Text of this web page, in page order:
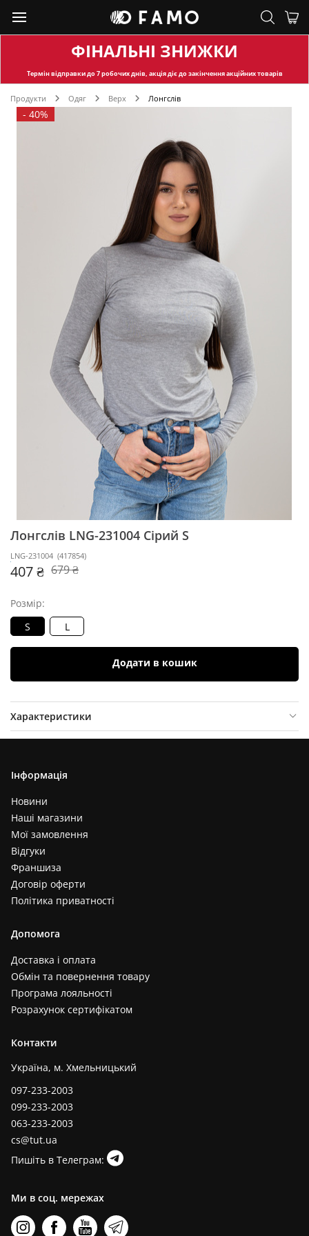
ФІНАЛЬНІ ЗНИЖКИ
Термін відправкидо 7 робочих днів, акція діє до закінчення акційних товарів
Продукти Одяг Верх Лонгслів
- 40%
Лонгслів LNG-231004 Сірий S
LNG-231004 (417854)
407 ₴ 679 ₴
Розмір:
S
L
Додати в кошик
Характеристики
Відгуки (0)
Інформація
Новини
Наші магазини
Мої замовлення
Відгуки
Франшиза
Договір оферти
Політика приватності
Допомога
Доставка і оплата
Обмін та повернення товару
Програма лояльності
Розрахунок сертифікатом
Контакти
Україна, м. Хмельницький
097-233-2003
099-233-2003
063-233-2003
cs@tut.ua
Пишіть в Телеграм:
Ми в соц. мережах